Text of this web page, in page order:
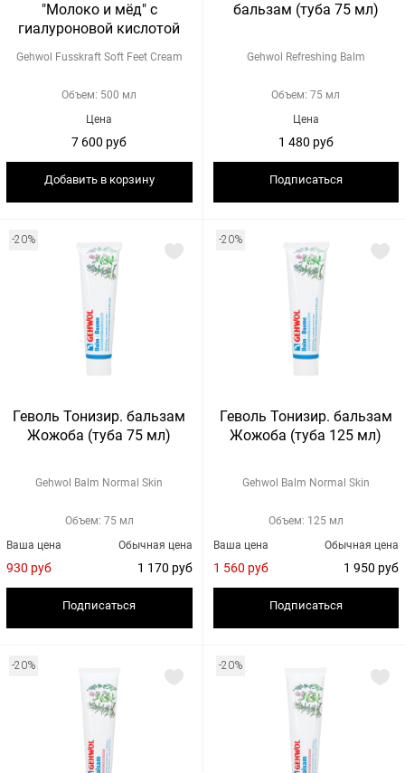
"Молоко и мёд" с
гиалуроновой кислотой
Gehwol Fusskraft Soft Feet Cream
Объем: 500 мл
Цена
7 600 руб
Добавить в корзину
бальзам (туба 75 мл)
Gehwol Refreshing Balm
Объем: 75 мл
Цена
1 480 руб
Подписаться
-20%
Геволь Тонизир. бальзам
Жожоба (туба 75 мл)
Gehwol Balm Normal Skin
Объем: 75 мл
Обычная цена
1 170 руб
Ваша цена
930 руб
Подписаться
-20%
Геволь Тонизир. бальзам
Жожоба (туба 125 мл)
Gehwol Balm Normal Skin
Объем: 125 мл
Обычная цена
1 950 руб
Ваша цена
1 560 руб
Подписаться
-20% -20%